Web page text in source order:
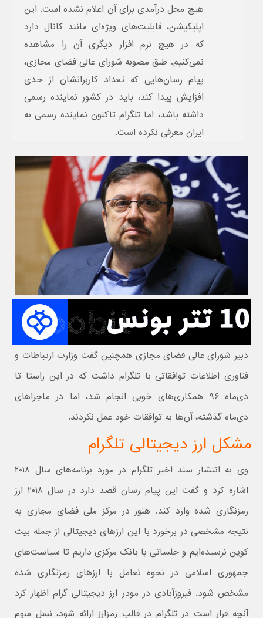
هیچ محل درآمدی برای آن اعلام نشده است. این
اپلیکیشن، قابلیت‌های ویژه‌ای مانند کانال دارد
که در هیچ نرم افزار دیگری آن را مشاهده
نمی‌کنیم. طبق مصوبه شورای عالی فضای مجازی،
پیام رسان‌هایی که تعداد کاربرانشان از حدی
افزایش پیدا کند، باید در کشور نماینده رسمی
داشته باشد، اما تلگرام تاکنون نماینده رسمی به
ایران معرفی نکرده است.
دبیر شورای عالی فضای مجازی همچنین گفت وزارت ارتباطات و
فناوری اطلاعات توافقاتی با تلگرام داشت که در این راستا تا
دی‌ماه ۹۶ همکاری‌های خوبی انجام شد، اما در ماجراهای
دی‌ماه گذشته، آن‌ها به توافقات خود عمل نکردند.
مشکل ارز دیجیتالی تلگرام
وی به انتشار سند اخیر تلگرام در مورد برنامه‌های سال ۲۰۱۸
اشاره کرد و گفت این پیام رسان قصد دارد در سال ۲۰۱۸ ارز
رمزنگاری شده وارد کند. هنوز در مرکز ملی فضای مجازی به
نتیجه مشخصی در برخورد با این ارزهای دیجیتالی از جمله بیت
کوین نرسیده‌ایم و جلساتی با بانک مرکزی داریم تا سیاست‌های
جمهوری اسلامی در نحوه تعامل با ارزهای رمزنگاری شده
مشخص شود. فیروزآبادی در مودر ارز دیجیتالی گرام اظهار کرد
آنچه قرار است در تلگرام در قالب رمزارز ارائه شود، نسل سوم